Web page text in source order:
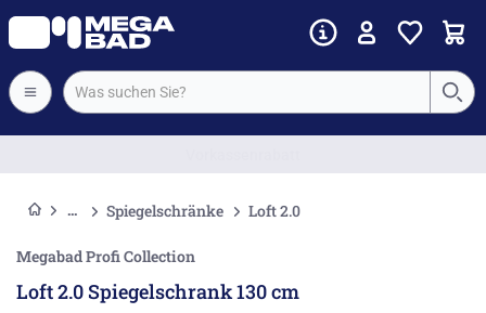
Spiegelschränke Loft 2.0
Megabad Profi Collection
Loft 2.0 Spiegelschrank 130 cm